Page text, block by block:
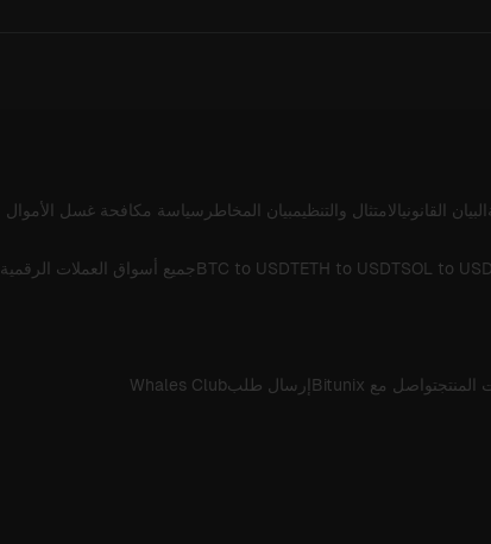
البيان القانونيالامتثال والتنظيمبيان المخاطر سياسة مكافحة غسل الأموال
BTC to USDTETH to USDTSOL to
جميع أسواق العملات الرقمية
تواصل مع Bitunix إرسال طلبWhales Club